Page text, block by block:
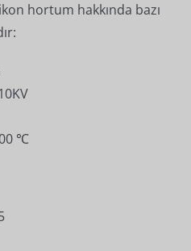
hortum hakkında bazı
℃